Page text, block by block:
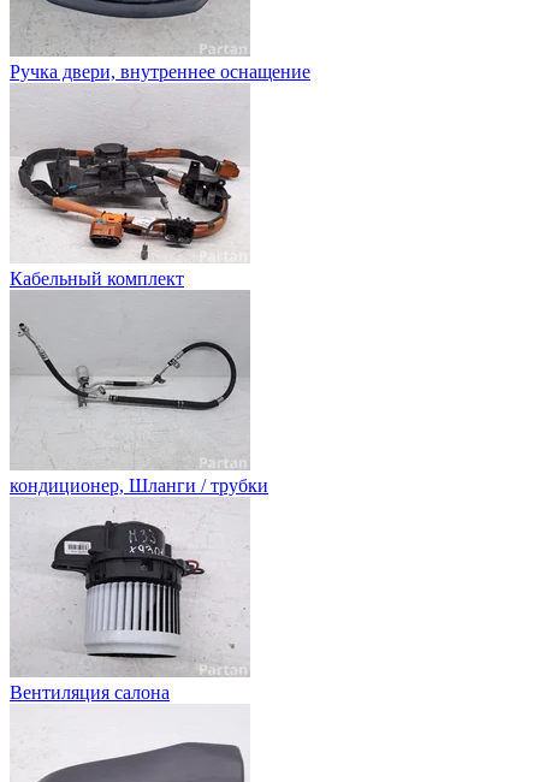
Ручка двери, внутреннее оснащение
Кабельный комплект
кондиционер, Шланги / трубки
Вентиляция салона